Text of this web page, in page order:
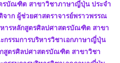
รบัณฑิต สาขาวิชาภาษาญี่ปุ่น ประจำ
จาก ผู้ช่วยศาสตราจารย์พราวพรรณ
ารหลักสูตรศิลปศาสตรบัณฑิต สาขา
รรมการบริหารวิชาเอกภาษาญี่ปุ่น
สูตรศิลปศาสตรบัณฑิต สาขาวิชา